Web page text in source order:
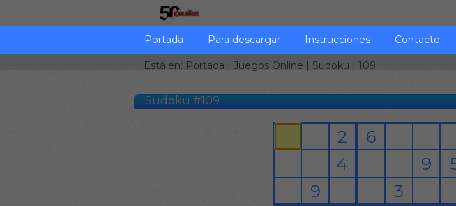
Portada Para descargar Instrucciones Contacto
Está en: Portada | Juegos Online | Sudoku | 109
Sudoku #109